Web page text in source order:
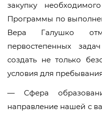
закупку
Программы по
Вера Галушко
первостепенных
создать не только
условия для
— Сфера
направление нашей с